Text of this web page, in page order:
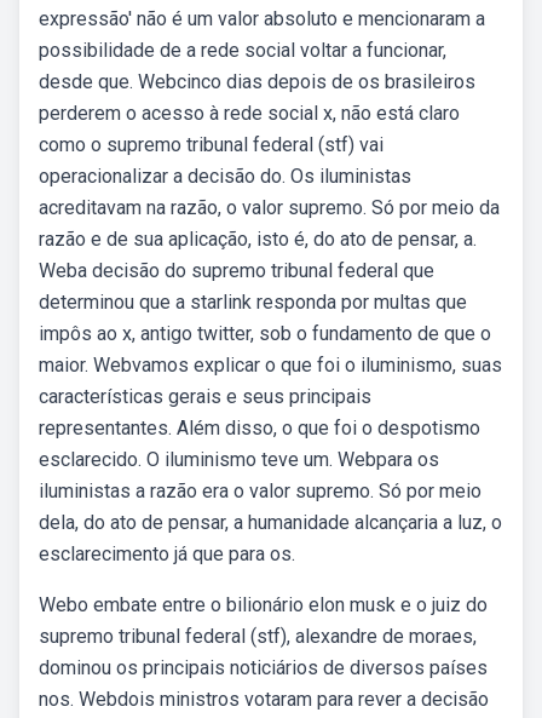
expressão' não é um valor absoluto e mencionaram a
possibilidade de a rede social voltar a funcionar,
desde que. Webcinco dias depois de os brasileiros
perderem o acesso à rede social x, não está claro
como o supremo tribunal federal (stf) vai
operacionalizar a decisão do. Os iluministas
acreditavam na razão, o valor supremo. Só por meio da
razão e de sua aplicação, isto é, do ato de pensar, a.
Weba decisão do supremo tribunal federal que
determinou que a starlink responda por multas que
impôs ao x, antigo twitter, sob o fundamento de que o
maior. Webvamos explicar o que foi o iluminismo, suas
características gerais e seus principais
representantes. Além disso, o que foi o despotismo
esclarecido. O iluminismo teve um. Webpara os
iluministas a razão era o valor supremo. Só por meio
dela, do ato de pensar, a humanidade alcançaria a luz, o
esclarecimento já que para os.
Webo embate entre o bilionário elon musk e o juiz do
supremo tribunal federal (stf), alexandre de moraes,
dominou os principais noticiários de diversos países
nos. Webdois ministros votaram para rever a decisão